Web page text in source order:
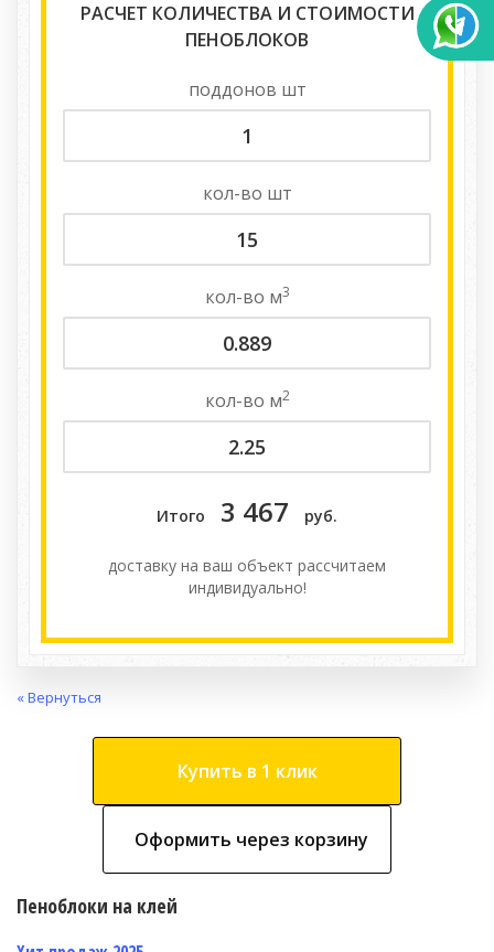
РАСЧЕТ КОЛИЧЕСТВА И СТОИМОСТИ
ПЕНОБЛОКОВ
поддонов шт
кол-во шт
кол-во м3
кол-во м2
Итого 3 467 руб.
доставку на ваш объект расcчитаем
индивидуально!
« Вернуться
Купить в 1 клик
Оформить через корзину
Пеноблоки на клей